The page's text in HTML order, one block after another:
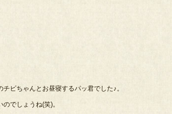
ビちゃんとお昼寝するパッ君でした♪。
でしょうね(笑)。